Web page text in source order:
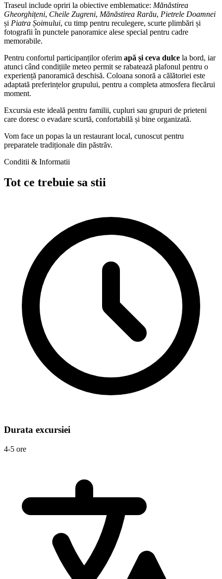
Traseul include opriri la obiective emblematice: Mănăstirea
Gheorghițeni, Cheile Zugreni, Mănăstirea Rarău, Pietrele Doamnei
și Piatra Șoimului, cu timp pentru reculegere, scurte plimbări și
fotografii în punctele panoramice alese special pentru cadre
memorabile.
Pentru confortul participanților oferim apă și ceva dulce la bord, iar
atunci când condițiile meteo permit se rabatează plafonul pentru o
experiență panoramică deschisă. Coloana sonoră a călătoriei este
adaptată preferințelor grupului, pentru a completa atmosfera fiecărui
moment.
Excursia este ideală pentru familii, cupluri sau grupuri de prieteni
care doresc o evadare scurtă, confortabilă și bine organizată.
Vom face un popas la un restaurant local, cunoscut pentru
preparatele tradiționale din păstrăv.
Conditii & Informatii
Tot ce trebuie sa stii
Durata excursiei
4-5 ore